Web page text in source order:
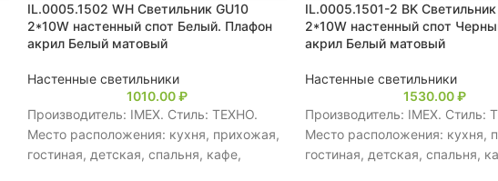
IL.0005.1502 WH Светильник GU10
2*10W настенный спот Белый. Плафон
акрил Белый матовый
Настенные светильники
1010.00₽
Производитель: IMEX. Стиль: ТЕХНО.
Место расположения: кухня, прихожая,
гостиная, детская, спальня, кафе,
IL.0005.1501-2 BK Светильник
2*10W настенный спот
акрил Белый матовый
Настенные светильники
1530.00₽
Производитель: IMEX. Стиль:
Место расположения: кухня,
гостиная, детская, спальня,